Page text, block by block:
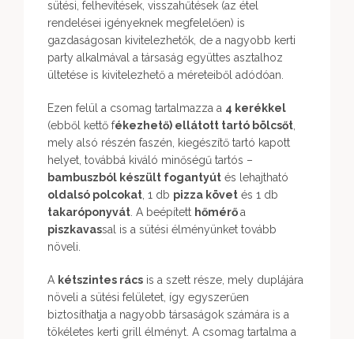
sütési, felhevítések, visszahűtések (az étel
rendelései igényeknek megfelelően) is
gazdaságosan kivitelezhetők, de a nagyobb kerti
party alkalmával a társaság együttes asztalhoz
ültetése is kivitelezhető a méreteiből adódóan.
Ezen felül a csomag tartalmazza a 4 kerékkel
(ebből kettő fékezhető) ellátott tartó bölcsőt
mely alsó részén faszén, kiegészítő tartó kapott
helyet, továbbá kiváló minőségű tartós –
bambuszból készült fogantyút és lehajtható
oldalsó polcokat , 1 db pizza követ és 1 db
takaróponyvát . A beépített hőmérőa
piszkavassal is a sütési élményünket tovább
növeli.
A kétszintes rács is a szett része, mely duplájára
növeli a sütési felületet, így egyszerűen
biztosíthatja a nagyobb társaságok számára is a
tökéletes kerti grill élményt. A csomag tartalma a